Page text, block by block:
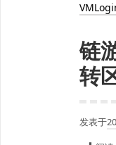
链
转
发表于